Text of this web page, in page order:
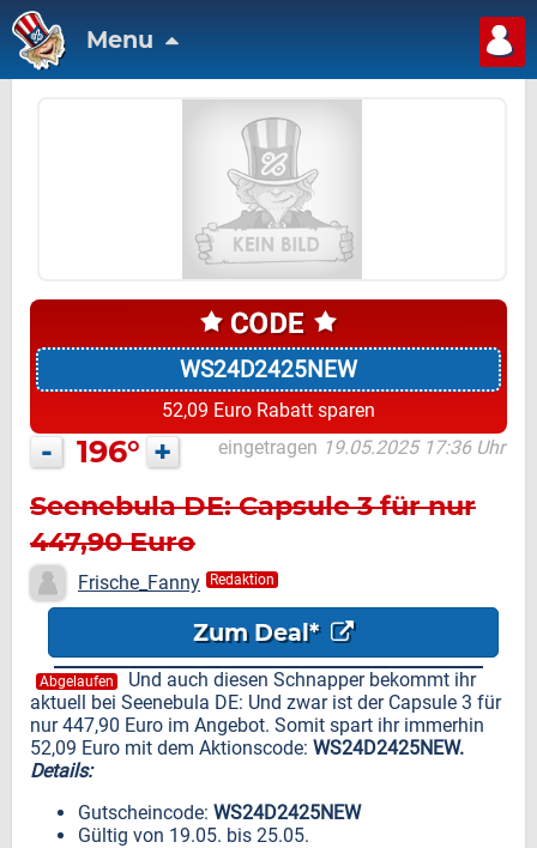
Menu
WS24D2425NEW
52,09 Euro Rabatt sparen
- 196° + eingetragen 19.05.2025 17:36 Uhr
Seenebula DE: Capsule 3 für nur
447,90 Euro
Frische_Fanny Redaktion
Zum Deal*
Abgelaufen
Und auch diesen Schnapper bekommt ihr
aktuell bei Seenebula DE: Und zwar ist der Capsule 3 für
nur 447,90 Euro im Angebot. Somit spart ihr immerhin
52,09 Euro mit dem Aktionscode: WS24D2425NEW.
Details:
Gutscheincode: WS24D2425NEW
Gültig von 19.05. bis 25.05.